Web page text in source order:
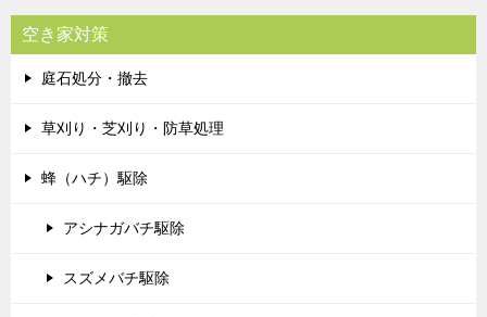
空き家対策
庭石処分・撤去
草刈り・芝刈り・防草処理
蜂（ハチ）駆除
アシナガバチ駆除
スズメバチ駆除